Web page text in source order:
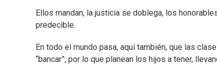
Ellos mandan, la justicia se doblega, los
predecible.
En todo el mundo pasa, aquí también, que las
“bancar”, por lo que planean los hijos a tener,